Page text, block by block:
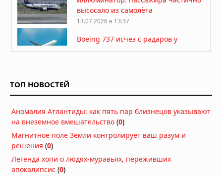
высосало из самолёта
13.07.2026 в 13:37
Boeing 737 исчез с радаров у
слонов в Габоне
25.04.2026 в 07:33
Китай закрыл огромную зону
воздушного пространства над
Шанхаем на 40 дней без
13.04.2026 в 09:19
ТОП НОВОСТЕЙ
Аномалия Атлантиды: как пять пар близнецов указывают
на внеземное вмешательство (0)
Магнитное поле Земли контролирует ваш разум и
решения (0)
Легенда хопи о людях-муравьях, переживших
апокалипсис (0)